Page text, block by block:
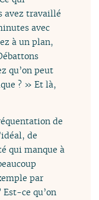
avez travaillé
avec
à un plan,
qu’on peut
? » Et là,
de
de
qui manque à
par
ce qu’on